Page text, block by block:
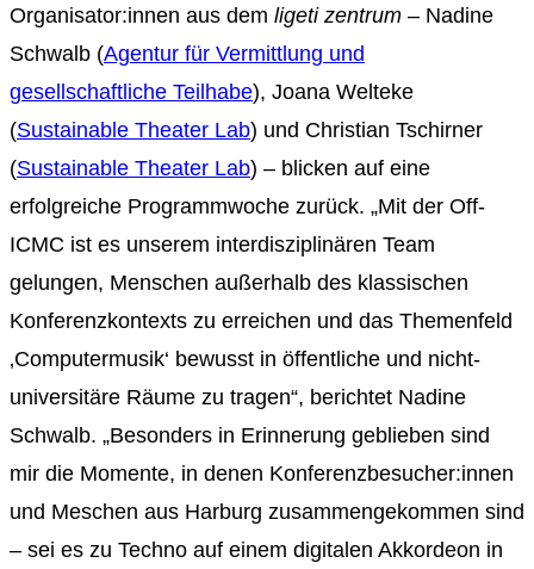
Organisator:innen aus dem ligeti zentrum – Nadine
Schwalb (Agentur für Vermittlung und
gesellschaftliche Teilhabe), Joana Welteke
(Sustainable Theater Lab) und Christian Tschirner
(Sustainable Theater Lab) – blicken auf eine
erfolgreiche Programmwoche zurück. „Mit der Off-
ICMC ist es unserem interdisziplinären Team
gelungen, Menschen außerhalb des klassischen
Konferenzkontexts zu erreichen und das Themenfeld
‚Computermusik‘ bewusst in öffentliche und nicht-
universitäre Räume zu tragen“, berichtet Nadine
Schwalb. „Besonders in Erinnerung geblieben sind
mir die Momente, in denen Konferenzbesucher:innen
und Meschen aus Harburg zusammengekommen sind
– sei es zu Techno auf einem digitalen Akkordeon in